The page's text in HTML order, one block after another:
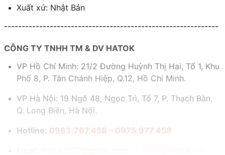
Xuất xứ: Nhật Bản
-------------------------------------------------------------
CÔNG TY TNHH TM & DV HATOK
VP Hồ Chí Minh: 21/2 Đường Huỳnh Thị Hai, Tổ 1, Khu
Phố 8, P. Tân Chánh Hiệp, Q.12, Hồ Chí Minh.
VP Hà Nội: 19 Ngõ 48, Ngọc Trì, Tổ 7, P. Thạch Bàn,
Q. Long Biên, Hà Nội.
Hotline: 0983.767.458 – 0975.977.458